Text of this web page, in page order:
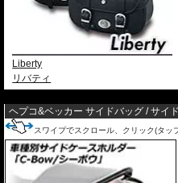
Liberty
リバティ
ヘプコ&ベッカー サイドバッグ / サイ
スワイプでスクロール、クリック(タッ